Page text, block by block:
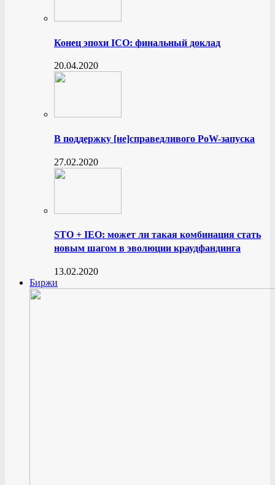
Конец эпохи ICO: финальный доклад
20.04.2020
В поддержку [не]справедливого PoW-запуска
27.02.2020
STO + IEO: может ли такая комбинация стать
новым шагом в эволюции краудфандинга
13.02.2020
Биржи